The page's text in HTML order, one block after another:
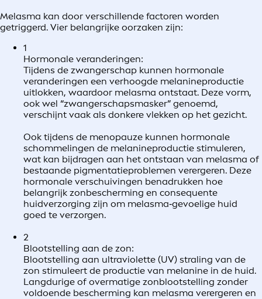
Melasma kan door verschillende factoren worden
getriggerd. Vier belangrijke oorzaken zijn:
1
Hormonale veranderingen:
Tijdens de zwangerschap kunnen hormonale
veranderingen een verhoogde melanineproductie
uitlokken, waardoor melasma ontstaat. Deze vorm,
ook wel “zwangerschapsmasker” genoemd,
verschijnt vaak als donkere vlekken op het gezicht.
Ook tijdens de menopauze kunnen hormonale
schommelingen de melanineproductie stimuleren,
wat kan bijdragen aan het ontstaan van melasma of
bestaande pigmentatieproblemen verergeren. Deze
hormonale verschuivingen benadrukken hoe
belangrijk zonbescherming en consequente
huidverzorging zijn om melasma‑gevoelige huid
goed te verzorgen.
2
Blootstelling aan de zon:
Blootstelling aan ultraviolette (UV) straling van de
zon stimuleert de productie van melanine in de huid.
Langdurige of overmatige zonblootstelling zonder
voldoende bescherming kan melasma verergeren en